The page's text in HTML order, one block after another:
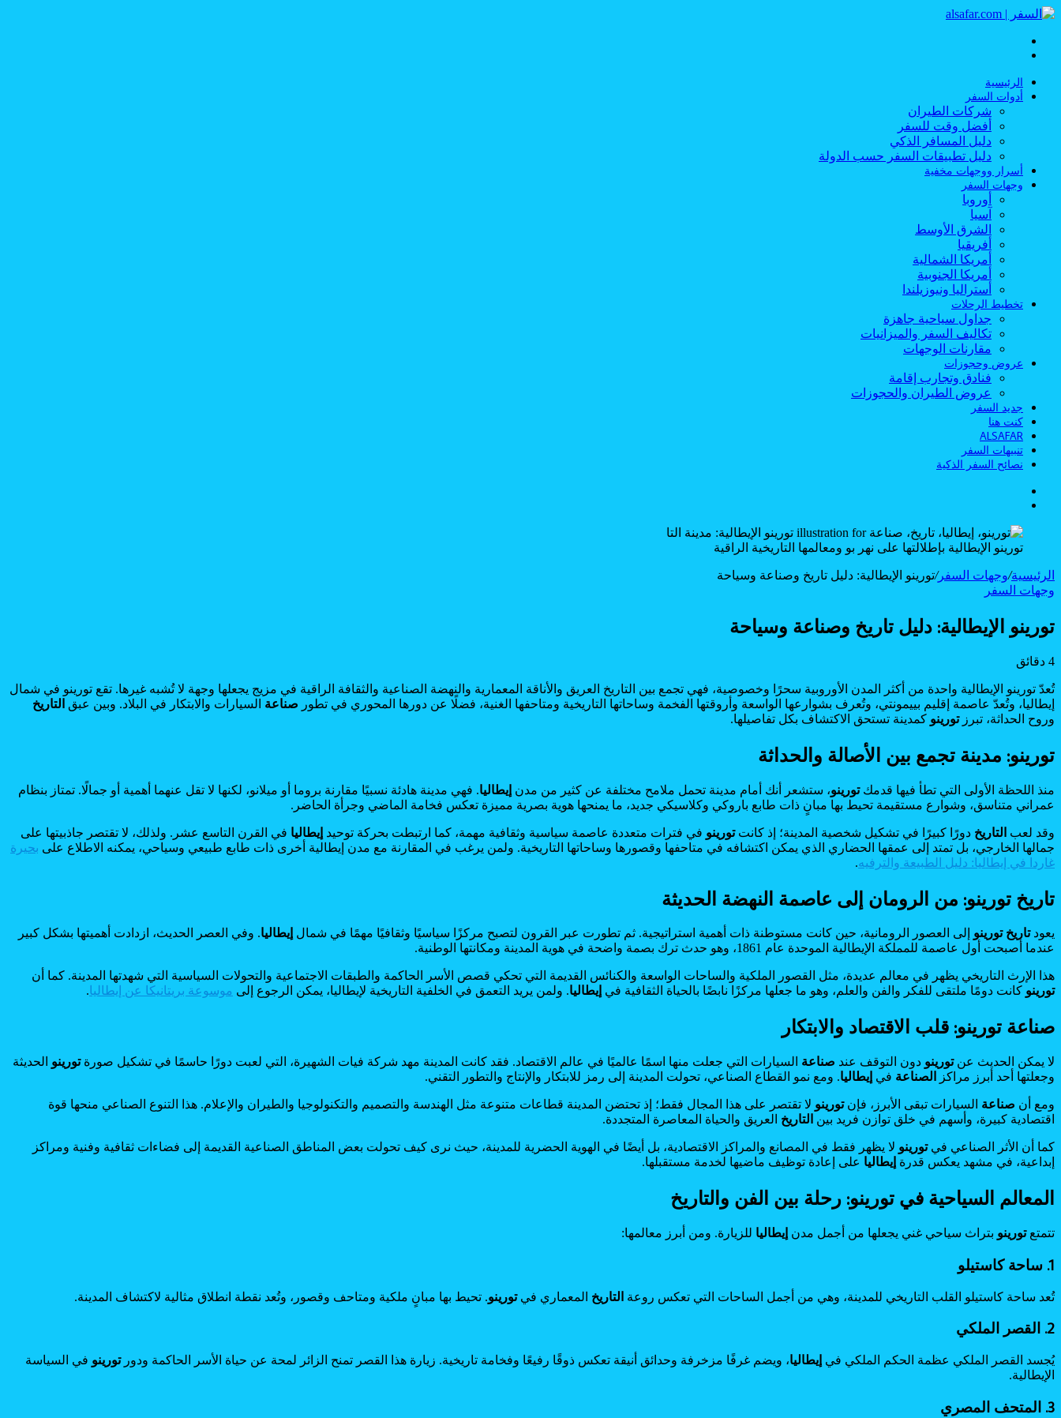
الرئيسية
أدوات السفر
شركات الطيران
أفضل وقت للسفر
دليل المسافر الذكي
دليل تطبيقات السفر حسب الدولة
أسرار ووجهات مخفية
وجهات السفر
أوروبا
آسيا
الشرق الأوسط
أفريقيا
أمريكا الشمالية
أمريكا الجنوبية
أستراليا ونيوزيلندا
تخطيط الرحلات
جداول سياحية جاهزة
تكاليف السفر والميزانيات
مقارنات الوجهات
عروض وحجوزات
فنادق وتجارب إقامة
عروض الطيران والحجوزات
جديد السفر
كنت هنا
ALSAFAR
تنبيهات السفر
نصائح السفر الذكية
تورينو الإيطالية بإطلالتها على نهر بو ومعالمها التاريخية الراقية
الرئيسية/وجهات السفر/تورينو الإيطالية: دليل تاريخ وصناعة وسياحة
وجهات السفر
تورينو الإيطالية: دليل تاريخ وصناعة وسياحة
4 دقائق
عبر
البريد
تُعدّ تورينو الإيطالية واحدة من أكثر المدن الأوروبية سحرًا وخصوصية، فهي تجمع بين التاريخ العريق والأناقة المعمارية والنهضة الصناعية والثقافة الراقية في مزيج يجعلها وجهة لا تُشبه غيرها. تقع تورينو في شمال
إيطاليا، وتُعدّ عاصمة إقليم بييمونتي، وتُعرف بشوارعها الواسعة وأروقتها الفخمة وساحاتها التاريخية ومتاحفها الغنية، فضلًا عن دورها المحوري في تطور صناعة السيارات والابتكار في البلاد. وبين عبق التاريخ
وروح الحداثة، تبرزتورينو كمدينة تستحق الاكتشاف بكل تفاصيلها.
تورينو: مدينة تجمع بين الأصالة والحداثة
منذ اللحظة الأولى التي تطأ فيها قدمكتورينو، ستشعر أنك أمام مدينة تحمل ملامح مختلفة عن كثير من مدن إيطاليا. فهي مدينة هادئة نسبيًا مقارنة بروما أو ميلانو، لكنها لا تقل عنهما أهمية أو جمالًا. تمتاز بنظام
عمراني متناسق، وشوارع مستقيمة تحيط بها مبانٍ ذات طابع باروكي وكلاسيكي جديد، ما يمنحها هوية بصرية مميزة تعكس فخامة الماضي وجرأة الحاضر.
وقد لعب التاريخ دورًا كبيرًا في تشكيل شخصية المدينة؛ إذ كانتتورينو في فترات متعددة عاصمة سياسية وثقافية مهمة، كما ارتبطت بحركة توحيد إيطاليا في القرن التاسع عشر. ولذلك، لا تقتصر جاذبيتها على
جمالها الخارجي، بل تمتد إلى عمقها الحضاري الذي يمكن اكتشافه في متاحفها وقصورها وساحاتها التاريخية. ولمن يرغب في المقارنة مع مدن إيطالية أخرى ذات طابع طبيعي وسياحي، يمكنه الاطلاع على بحيرة
غاردا في إيطاليا: دليل الطبيعة والترفيه.
تاريخ تورينو: من الرومان إلى عاصمة النهضة الحديثة
يعودتاريخ تورينو إلى العصور الرومانية، حين كانت مستوطنة ذات أهمية استراتيجية. ثم تطورت عبر القرون لتصبح مركزًا سياسيًا وثقافيًا مهمًا في شمال إيطاليا. وفي العصر الحديث، ازدادت أهميتها بشكل كبير
عندما أصبحت أول عاصمة للمملكة الإيطالية الموحدة عام 1861، وهو حدث ترك بصمة واضحة في هوية المدينة ومكانتها الوطنية.
هذا الإرث التاريخي يظهر في معالم عديدة، مثل القصور الملكية والساحات الواسعة والكنائس القديمة التي تحكي قصص الأسر الحاكمة والطبقات الاجتماعية والتحولات السياسية التي شهدتها المدينة. كما أن
تورينو كانت دومًا ملتقى للفكر والفن والعلم، وهو ما جعلها مركزًا نابضًا بالحياة الثقافية في إيطاليا. ولمن يريد التعمق في الخلفية التاريخية لإيطاليا، يمكن الرجوع إلى موسوعة بريتانيكا عن إيطاليا.
صناعة تورينو: قلب الاقتصاد والابتكار
لا يمكن الحديث عنتورينو دون التوقف عند صناعة السيارات التي جعلت منها اسمًا عالميًا في عالم الاقتصاد. فقد كانت المدينة مهد شركة فيات الشهيرة، التي لعبت دورًا حاسمًا في تشكيل صورةتورينو الحديثة
وجعلتها أحد أبرز مراكز
الصناعة في إيطاليا. ومع نمو القطاع الصناعي، تحولت المدينة إلى رمز للابتكار والإنتاج والتطور التقني.
ومع أن صناعة السيارات تبقى الأبرز، فإنتورينو لا تقتصر على هذا المجال فقط؛ إذ تحتضن المدينة قطاعات متنوعة مثل الهندسة والتصميم والتكنولوجيا والطيران والإعلام. هذا التنوع الصناعي منحها قوة
اقتصادية كبيرة، وأسهم في خلق توازن فريد بين التاريخ العريق والحياة المعاصرة المتجددة.
كما أن الأثر الصناعي فيتورينو لا يظهر فقط في المصانع والمراكز الاقتصادية، بل أيضًا في الهوية الحضرية للمدينة، حيث نرى كيف تحولت بعض المناطق الصناعية القديمة إلى فضاءات ثقافية وفنية ومراكز
إبداعية، في مشهد يعكس قدرة إيطاليا على إعادة توظيف ماضيها لخدمة مستقبلها.
المعالم السياحية في تورينو: رحلة بين الفن والتاريخ
تتمتعتورينو بتراث سياحي غني يجعلها من أجمل مدن إيطاليا للزيارة. ومن أبرز معالمها:
1. ساحة كاستيلو
تُعد ساحة كاستيلو القلب التاريخي للمدينة، وهي من أجمل الساحات التي تعكس روعة التاريخ المعماري فيتورينو. تحيط بها مبانٍ ملكية ومتاحف وقصور، وتُعد نقطة انطلاق مثالية لاكتشاف المدينة.
2. القصر الملكي
يُجسد القصر الملكي عظمة الحكم الملكي في إيطاليا، ويضم غرفًا مزخرفة وحدائق أنيقة تعكس ذوقًا رفيعًا وفخامة تاريخية. زيارة هذا القصر تمنح الزائر لمحة عن حياة الأسر الحاكمة ودورتورينو في السياسة
الإيطالية.
3. المتحف المصري